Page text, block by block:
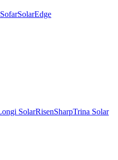
SofarSolarEdge
SolarRisenSharpTrina Solar